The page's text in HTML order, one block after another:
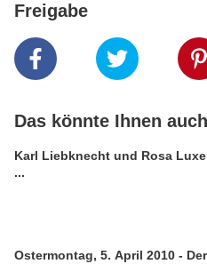
Freigabe
Das könnte Ihnen
Karl Liebknecht und Rosa
...
Ostermontag, 5. April 2010 -